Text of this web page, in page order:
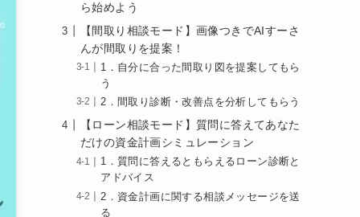
ら始めよう
【間取り相談モード】画像つきでAIすーさ
んが間取りを提案！
1．自分に合った間取り図を提案してもら
う
2．間取り診断・改善点を分析してもらう
【ローン相談モード】質問に答えてあなた
だけの資金計画シミュレーション
1．質問に答えるともらえるローン診断と
アドバイス
2．資金計画に関する相談メッセージを送
る